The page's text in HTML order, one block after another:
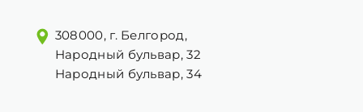
308000, г. Белгород,
Народный бульвар, 32
Народный бульвар, 34